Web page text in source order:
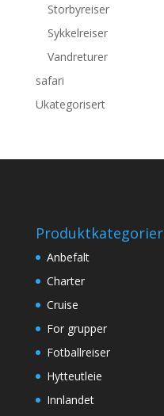
Storbyreiser
Sykkelreiser
Vandreturer
safari
Ukategorisert
Produktkategorier
Anbefalt
Charter
Cruise
For grupper
Fotballreiser
Hytteutleie
Innlandet